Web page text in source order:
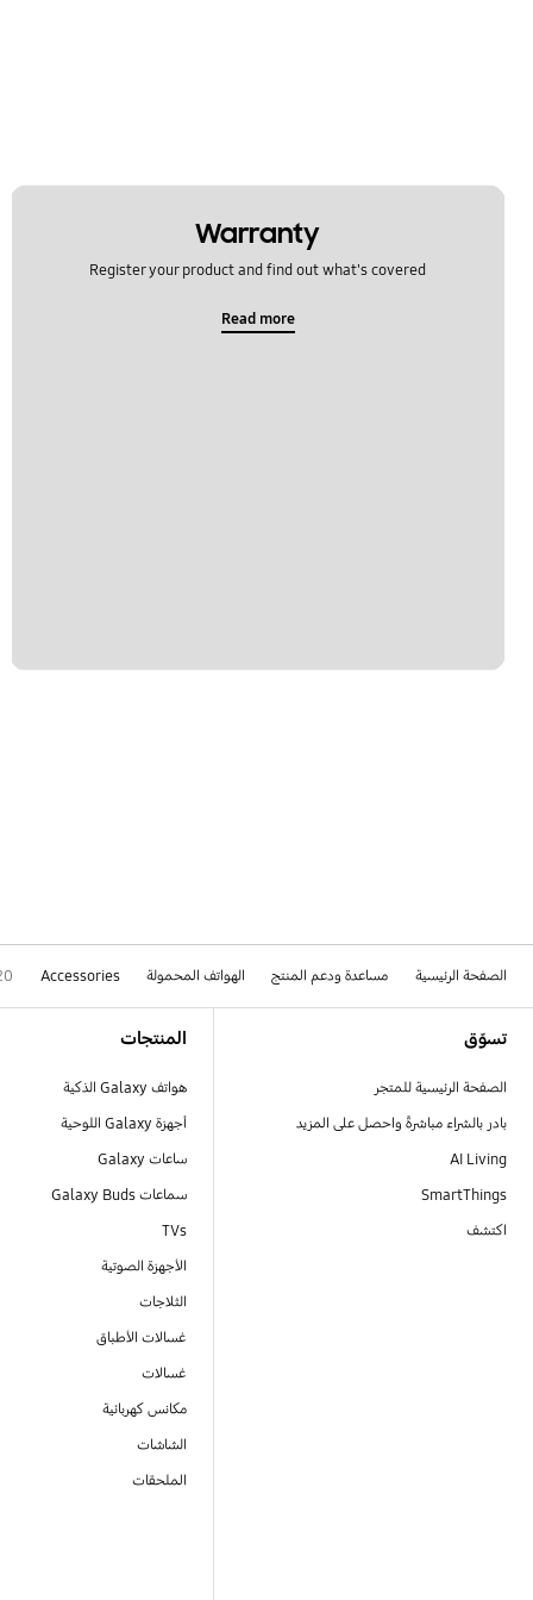
Warranty
Register your product and find out what's covered
Read more
الصفحة الرئيسية مساعدة ودعم المنتج الهواتف المحمولة Accessories
تسوّق
الصفحة الرئيسية للمتجر
بادر بالشراء مباشرةً واحصل على المزيد
AI Living
SmartThings
اكتشف
المنتجات
هواتف Galaxy الذكية
أجهزة Galaxy اللوحية
ساعات Galaxy
سماعات Galaxy Buds
TVs
الأجهزة الصوتية
الثلاجات
غسالات الأطباق
غسالات
مكانس كهربائية
الشاشات
الملحقات